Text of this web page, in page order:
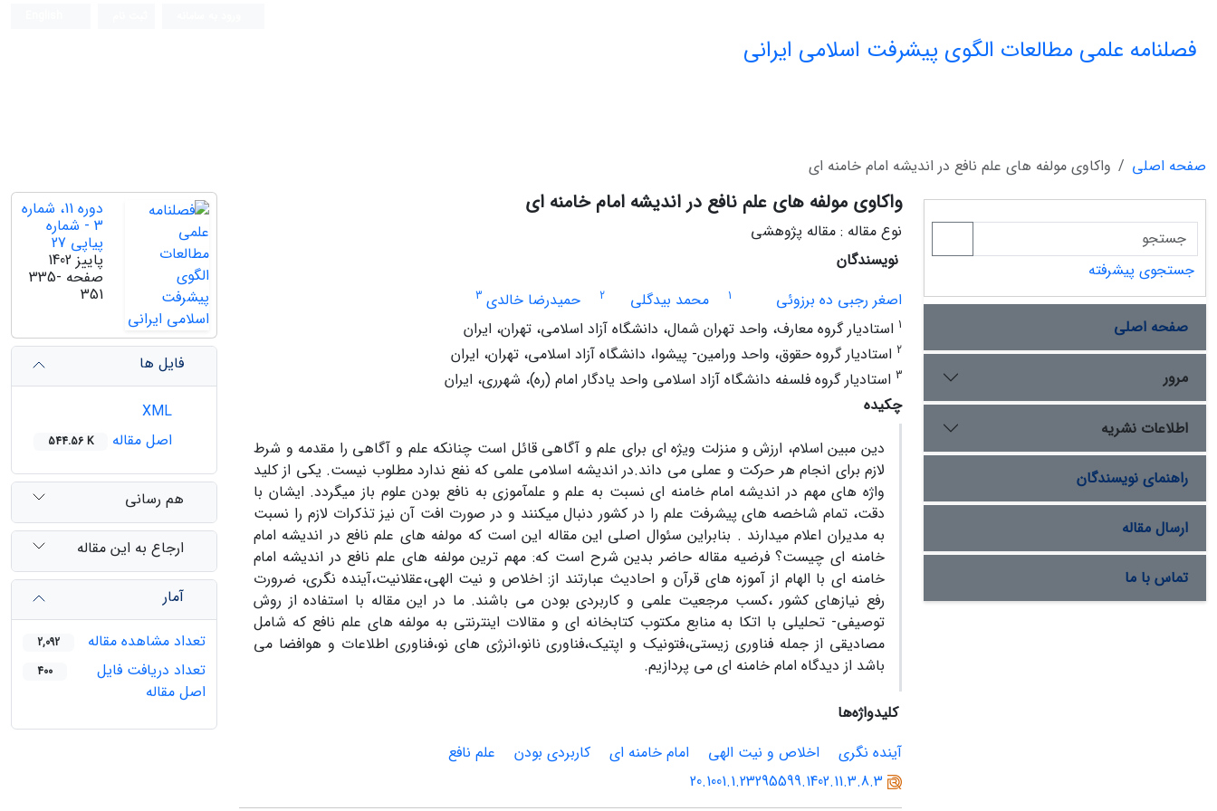
فصلنامه علمی مطالعات الگوی پیشرفت اسلامی ایرانی
صفحه اصلی واکاوی مولفه های علم نافع در اندیشه امام خامنه ای
واکاوی مولفه های علم نافع در اندیشه امام خامنه ای
نوع مقاله : مقاله پژوهشی
نویسندگان
اصغر رجبی ده برزوئی
1 محمد بیدگلی 2 حمیدرضا خالدی 3
1 استادیار گروه معارف، واحد تهران شمال، دانشگاه آزاد اسلامی، تهران، ایران
2 استادیار گروه حقوق، واحد ورامین- پیشوا، دانشگاه آزاد اسلامی، تهران، ایران
3 استادیار گروه فلسفه دانشگاه آزاد اسلامی واحد یادگار امام (ره)، شهرری، ایران
چکیده
دین مبین اسلام، ارزش و منزلت ویژه ای برای علم و آگاهی قائل است چنانکه علم و آگاهی را مقدمه و شرط
لازم برای انجام هر حرکت و عملی می داند.در اندیشه اسلامی علمی که نفع ندارد مطلوب نیست. یکی از کلید
واژه های مهم در اندیشه امام خامنه ای نسبت به علم و علمآموزی به نافع بودن علوم باز میگردد. ایشان با
دقت، تمام شاخصه های پیشرفت علم را در کشور دنبال میکنند و در صورت افت آن نیز تذکرات لازم را نسبت
به مدیران اعلام میدارند . بنابراین سئوال اصلی این مقاله این است که مولفه های علم نافع در اندیشه امام
خامنه ای چیست؟ فرضیه مقاله حاضر بدین شرح است که: مهم ترین مولفه های علم نافع در اندیشه امام
خامنه ای با الهام از آموزه های قرآن و احادیث عبارتند از: اخلاص و نیت الهی،عقلانیت،آینده نگری، ضرورت
رفع نیازهای کشور ،کسب مرجعیت علمی و کاربردی بودن می باشند. ما در این مقاله با استفاده از روش
توصیفی- تحلیلی با اتکا به منابع مکتوب کتابخانه ای و مقالات اینترنتی به مولفه های علم نافع که شامل
مصادیقی از جمله فناوری زیستی،فتونیک و اپتیک،فناوری نانو،انرژی های نو،فناوری اطلاعات و هوافضا می
باشد از دیدگاه امام خامنه ای می پردازیم.
کلیدواژه‌ها
آینده نگری
اخلاص و نیت الهی امام خامنه ای کاربردی بودن
علم نافع
20.1001.1.23295599.1402.11.3.8.3
دوره 11، شماره
3 - شماره
پیاپی 27
پاییز 1402
صفحه 335-
351
فایل ها
اصل مقاله
544.56 K
هم رسانی
ارجاع به این مقاله
آمار
تعداد مشاهده مقاله
2,092
تعداد دریافت فایل
اصل مقاله
400
جستجوی پیشرفته
صفحه اصلی
مرور
اطلاعات نشریه
راهنمای نویسندگان
ارسال مقاله
تماس با ما